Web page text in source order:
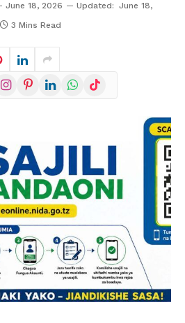
June 18, 2026 Updated: June 18,
3 Mins Read
InstagramPinterestLinkedInWhatsApp
TikTok